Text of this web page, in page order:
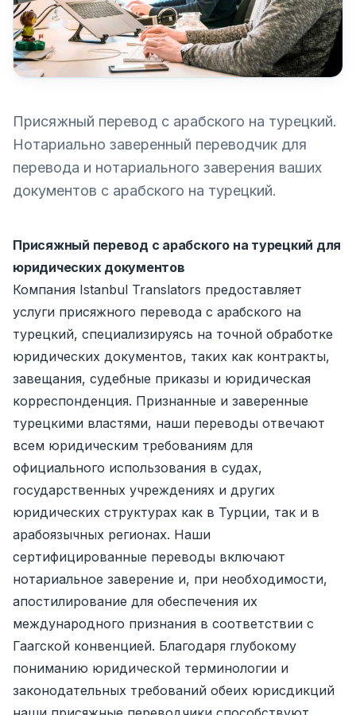
Присяжный перевод с арабского на турецкий.
Нотариально заверенный переводчик для
перевода и нотариального заверения ваших
документов с арабского на турецкий.
Присяжный перевод с арабского на турецкий для
юридических документов
Компания Istanbul Translators предоставляет
услуги присяжного перевода с арабского на
турецкий, специализируясь на точной обработке
юридических документов, таких как контракты,
завещания, судебные приказы и юридическая
корреспонденция. Признанные и заверенные
турецкими властями, наши переводы отвечают
всем юридическим требованиям для
официального использования в судах,
государственных учреждениях и других
юридических структурах как в Турции, так и в
арабоязычных регионах. Наши
сертифицированные переводы включают
нотариальное заверение и, при необходимости,
апостилирование для обеспечения их
международного признания в соответствии с
Гаагской конвенцией. Благодаря глубокому
пониманию юридической терминологии и
законодательных требований обеих юрисдикций